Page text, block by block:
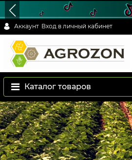
Аккаунт Вход в личный кабинет
Каталог товаров